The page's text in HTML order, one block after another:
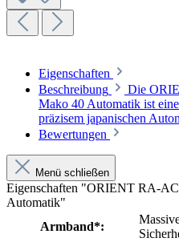
Eigenschaften
Beschreibung
Die
Mako 40 Automatik ist
präzisem japanischen
Bewertungen
Menü schließen
Eigenschaften "ORIENT RA-
Automatik"
Armband*: